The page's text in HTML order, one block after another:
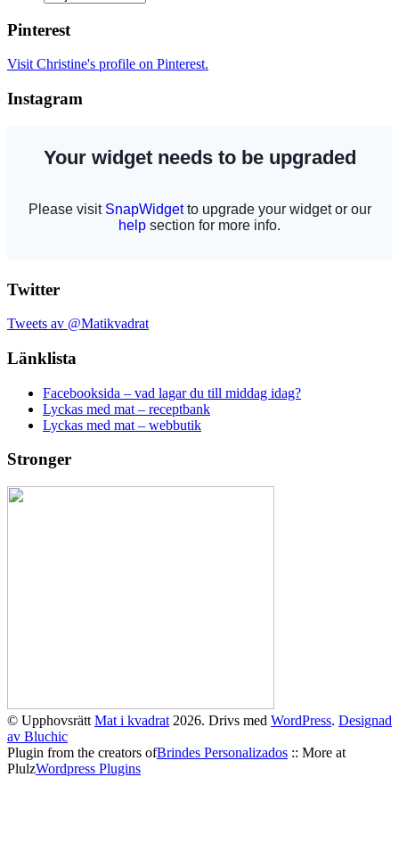
Pinterest
Visit Christine's profile on Pinterest.
Instagram
Twitter
Tweets av @Matikvadrat
Länklista
Facebooksida – vad lagar du till middag idag?
Lyckas med mat – receptbank
Lyckas med mat – webbutik
Stronger
© Upphovsrätt Mat i kvadrat 2026. Drivs med WordPress. Designad
av Bluchic
Plugin from the creators ofBrindes Personalizados :: More at
PlulzWordpress Plugins